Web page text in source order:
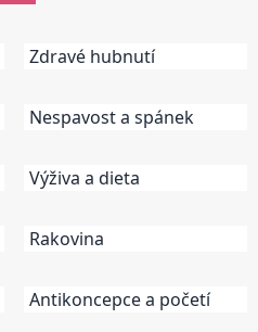
Zdravé hubnutí
Nespavost a spánek
Výživa a dieta
Rakovina
Antikoncepce a početí